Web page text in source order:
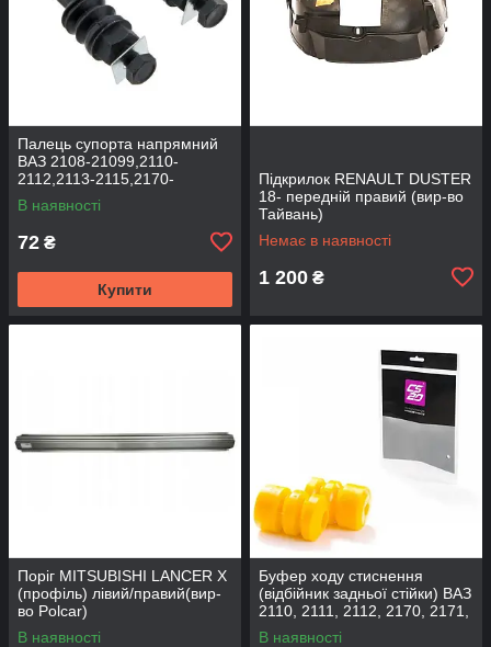
Палець супорта напрямний
ВАЗ 2108-21099,2110-
2112,2113-2115,2170-
2172,2190, 1117-1119 (к-т
2шт) (вир-во BEG-LINE)
В наявності
72 ₴
Купити
Підкрилок RENAULT DUSTER
18- передній правий (вир-во
Тайвань)
Немає в наявності
1 200 ₴
Поріг MITSUBISHI LANCER Х
(профіль) лівий/правий(вир-
во Polcar)
В наявності
Буфер ходу стиснення
(відбійник задньої стійки) ВАЗ
2110, 2111, 2112, 2170, 2171,
2172 (2шт) (вир-во CS-20
В наявності